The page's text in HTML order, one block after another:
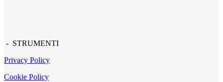
- STRUMENTI
Privacy Policy
Cookie Policy